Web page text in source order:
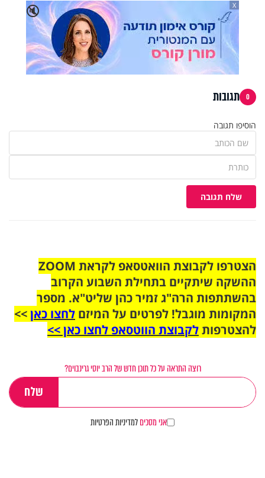
🔇
X
0 תגובות
הוסיפו תגובה
שלח תגובה
הצטרפו לקבוצת הוואטסאפ לקראת ZOOM
ההשקה שיתקיים בתחילת השבוע הקרוב
בהשתתפות הרה"ג זמיר כהן שליט"א. מספר
המקומות מוגבל! לפרטים על המיזם לחצו כאן>>
להצטרפותלקבוצת הווטסאפ לחצו כאן >>
רוצה התראה על כל תוכן חדש של הרב יוסי גרינבוים?
אני מסכיםלמדיניות הפרטיות